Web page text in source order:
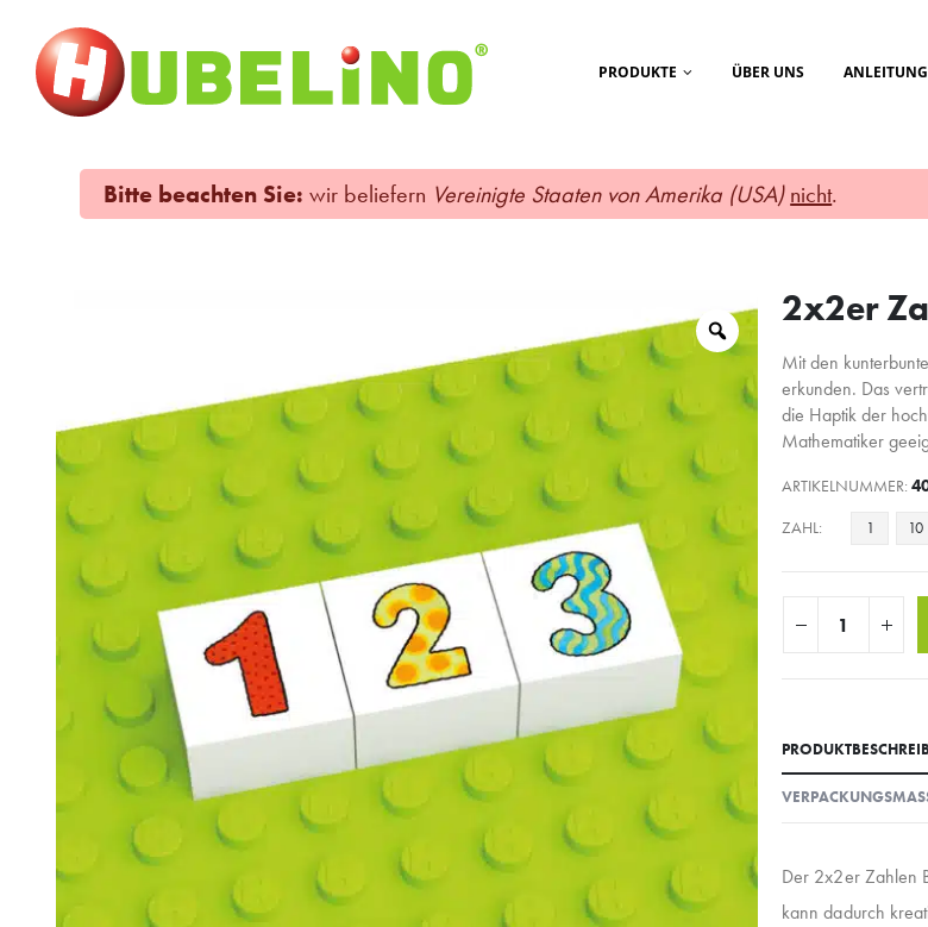
PRODUKTE ÜBER UNS
Bitte beachten Sie: wir beliefern Vereinigte Staaten von Amerika (USA) nicht.
2x2er
Mit den
erkunden. Das
die Haptik der
Mathematiker
ARTIKELNUMMER:
ZAHL 1 10
Der 2x2er Zahlen
kann dadurch